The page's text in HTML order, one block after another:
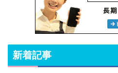
新着記事